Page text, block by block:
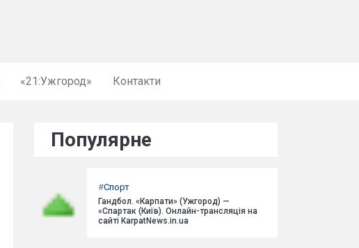
«21:Ужгород» Контакти
Популярне
#Спорт
Гандбол. «Карпати» (Ужгород) —
«Спартак (Київ). Онлайн-трансляція на
сайті KarpatNews.in.ua